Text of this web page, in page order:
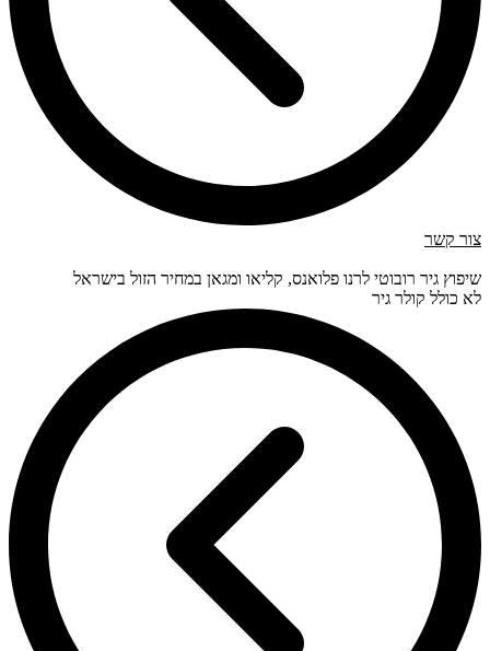
צור קשר
שיפוץ גיר רובוטי לרנו פלואנס, קליאו ומגאן במחיר הזול בישראל
לא כולל קולר גיר